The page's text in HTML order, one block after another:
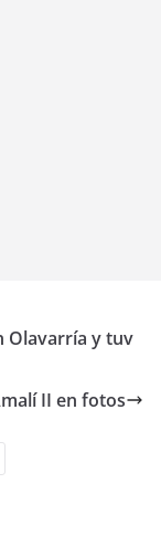
Olavarría y tuv
II en fotos